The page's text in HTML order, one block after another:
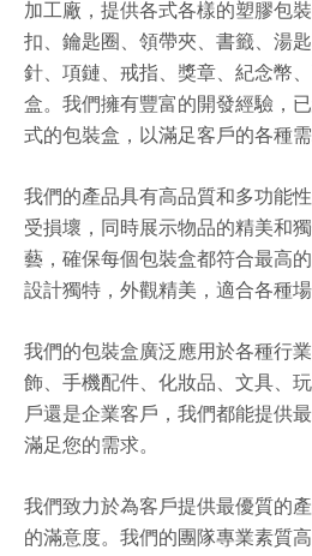
加工廠，提供各式各樣的塑膠包
扣、鑰匙圈、領帶夾、書籤、湯
針、項鏈、戒指、獎章、紀念幣
盒。我們擁有豐富的開發經驗，
式的包裝盒，以滿足客戶的各種需
我們的產品具有高品質和多功能
受損壞，同時展示物品的精美和
藝，確保每個包裝盒都符合最高
設計獨特，外觀精美，適合各種場
我們的包裝盒廣泛應用於各種行
飾、手機配件、化妝品、文具、
戶還是企業客戶，我們都能提供
滿足您的需求。
我們致力於為客戶提供最優質的
的滿意度。我們的團隊專業素質